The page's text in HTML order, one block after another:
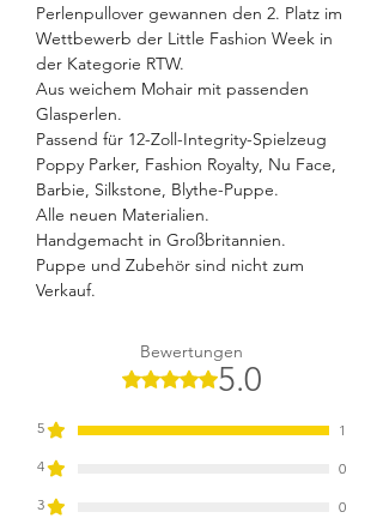
Perlenpullover gewannen den 2. Platz im
Wettbewerb der Little Fashion Week in
der Kategorie RTW.
Aus weichem Mohair mit passenden
Glasperlen.
Passend für 12-Zoll-Integrity-Spielzeug
Poppy Parker, Fashion Royalty, Nu Face,
Barbie, Silkstone, Blythe-Puppe.
Alle neuen Materialien.
Handgemacht in Großbritannien.
Puppe und Zubehör sind nicht zum
Verkauf.
Bewertungen
Mit 5 von 5 Sternen bewertet.
5.0
5
1
4
0
3
0